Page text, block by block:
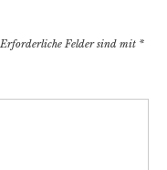
Erforderliche Felder sind mit *